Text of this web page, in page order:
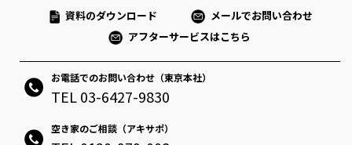
資料のダウンロード
メールでお問い合わせ
アフターサービスはこちら
お電話でのお問い合わせ（東京本社）
TEL 03-6427-9830
空き家のご相談（アキサポ）